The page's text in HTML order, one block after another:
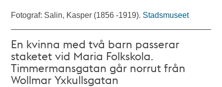
Fotograf: Salin, Kasper (1856 -1919). Stadsmuseet
En kvinna med två barn passerar
staketet vid Maria Folkskola.
Timmermansgatan går norrut från
Wollmar Yxkullsgatan